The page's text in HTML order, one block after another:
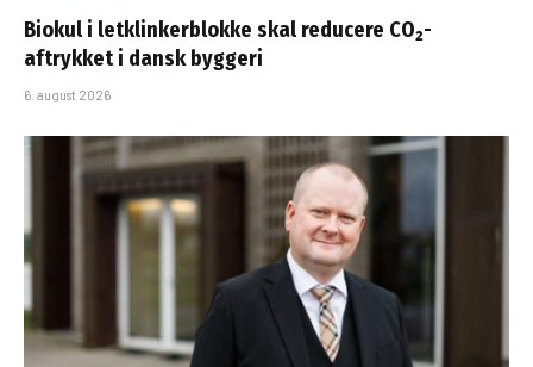
Biokul i letklinkerblokke skal reducere CO₂-
aftrykket i dansk byggeri
6. august 2026